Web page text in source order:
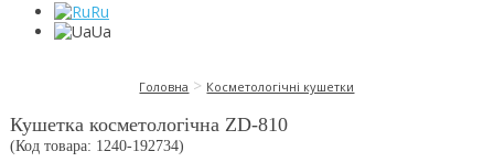
Ru
Ua
Головна > Косметологічні кушетки
Кушетка косметологічна ZD-810
(Код товара: 1240-192734)